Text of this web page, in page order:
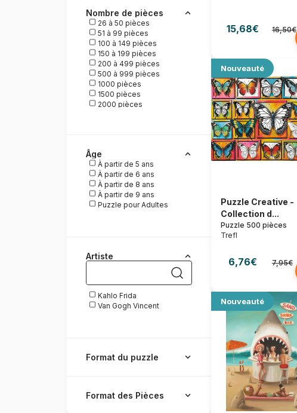
15,68€ 16,50€
Nouveauté
Puzzle Creative -
Collection d...
Puzzle 500 pièces
Trefl
6,76€ 7,95€
Nouveauté
Nombre de pièces
26 à 50 pièces
51 à 99 pièces
100 à 149 pièces
150 à 199 pièces
200 à 499 pièces
500 à 999 pièces
1000 pièces
1500 pièces
2000 pièces
Âge
À partir de 5 ans
À partir de 6 ans
À partir de 8 ans
À partir de 9 ans
Puzzle pour Adultes
Artiste
Kahlo Frida
Van Gogh Vincent
Format du puzzle
Format des Pièces